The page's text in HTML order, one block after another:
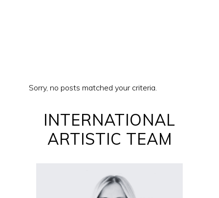
Sorry, no posts matched your criteria.
INTERNATIONAL
ARTISTIC TEAM